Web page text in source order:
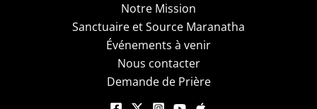
Notre Mission
Sanctuaire et Source Maranatha
Événements à venir
Nous contacter
Demande de Prière